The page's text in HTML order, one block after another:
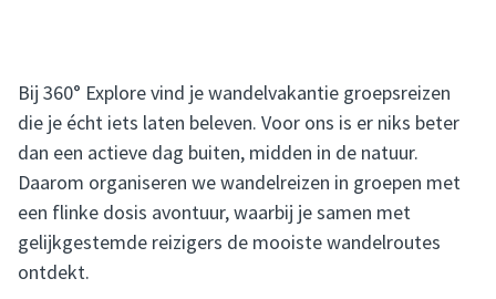
Bij 360° Explore vind je wandelvakantie groepsreizen
die je écht iets laten beleven. Voor ons is er niks beter
dan een actieve dag buiten, midden in de natuur.
Daarom organiseren we wandelreizen in groepen met
een flinke dosis avontuur, waarbij je samen met
gelijkgestemde reizigers de mooiste wandelroutes
ontdekt.